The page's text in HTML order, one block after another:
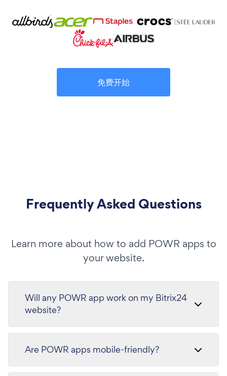
免费开始
Frequently Asked Questions
Learn more about how to add POWR apps to
your website.
Will any POWR app work on my Bitrix24
website?
Are POWR apps mobile-friendly?